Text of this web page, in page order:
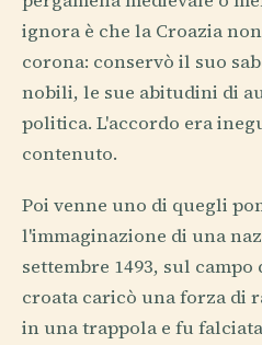
ignora è che la Croazia
corona: conservò il suo
nobili, le sue abitudini di
politica. L'accordo era
contenuto.
Poi venne uno di quegli
l'immaginazione di una
settembre 1493, sul
croata caricò una forza di
in una trappola e fu